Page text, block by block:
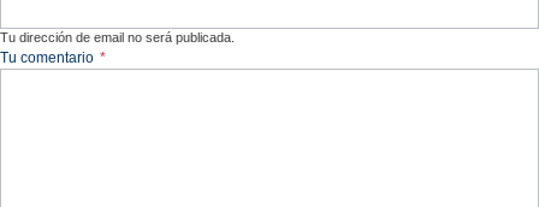
Tu dirección de email no será publicada.
Tu comentario *